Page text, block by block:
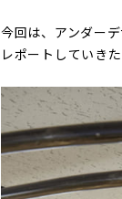
今回は、アンダー
レポートしていきた